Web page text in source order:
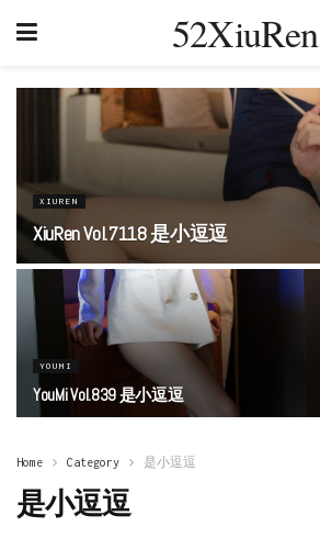
52XiuRen
XIUREN
XiuRen Vol.7118 是小逗逗
YOUMI
YouMi Vol.839 是小逗逗
Home Category 是小逗逗
是小逗逗